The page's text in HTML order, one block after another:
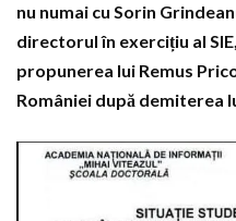
nu numai cu Sorin
directorul în exercițiu al
propunerea lui Remus
României după demiterea